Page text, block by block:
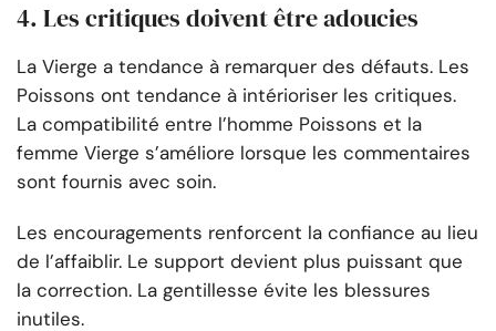
4. Les critiques doivent être adoucies
La Vierge a tendance à remarquer des défauts. Les
Poissons ont tendance à intérioriser les critiques.
La compatibilité entre l’homme Poissons et la
femme Vierge s’améliore lorsque les commentaires
sont fournis avec soin.
Les encouragements renforcent la confiance au lieu
de l’affaiblir. Le support devient plus puissant que
la correction. La gentillesse évite les blessures
inutiles.